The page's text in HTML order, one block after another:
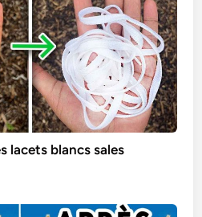
lacets blancs sales